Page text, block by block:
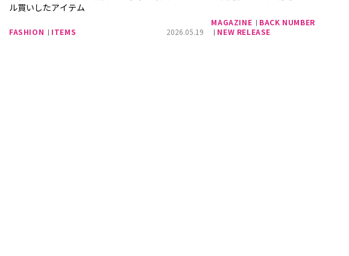
ル買いしたアイテム
FASHION ITEMS 2026.05.19
MAGAZINE
BACK NUMBER
NEW RELEASE